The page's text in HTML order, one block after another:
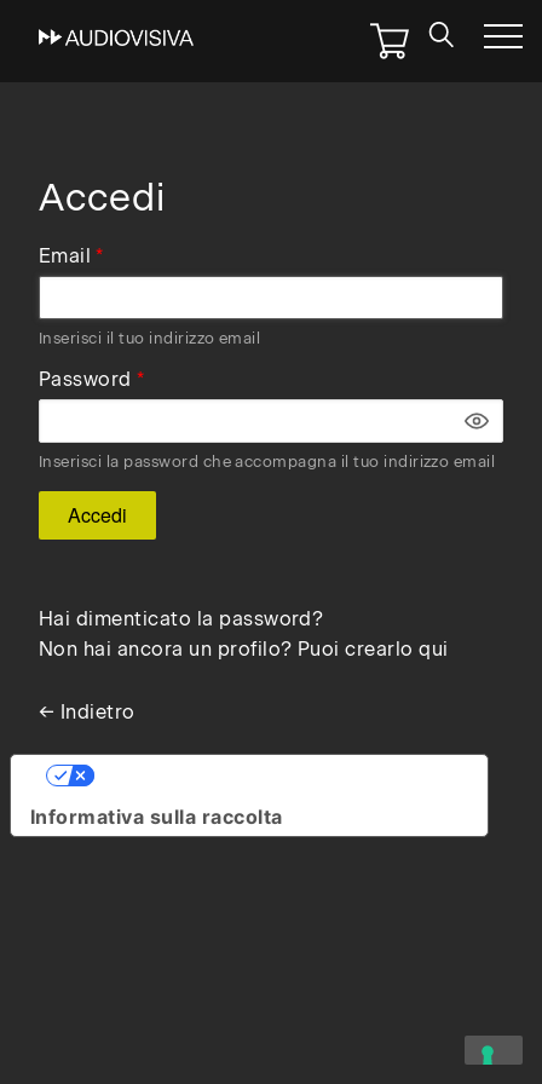
Skip
Accedi
Email
Inserisci il tuo indirizzo email
Password
Inserisci la password che accompagna il tuo indirizzo email
Hai dimenticato la password?
Non hai ancora un profilo? Puoi crearlo qui
← Indietro
Informativa sulla raccolta
Le tue preferenze relative alla privacy